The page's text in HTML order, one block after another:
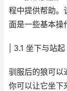
程中提供帮助。
面是一些基本操
| 3.1 坐下与站起
驯服后的狼可以
你可以让它坐下